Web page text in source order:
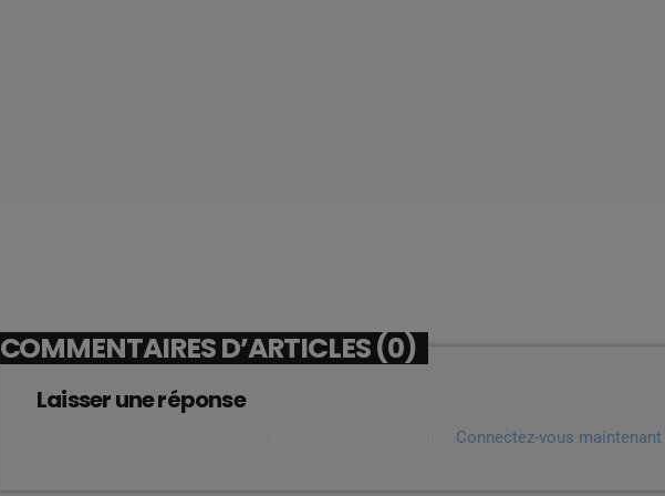
COMMENTAIRES D’ARTICLES (0)
Laisser une réponse
Connectez-vous maintenant